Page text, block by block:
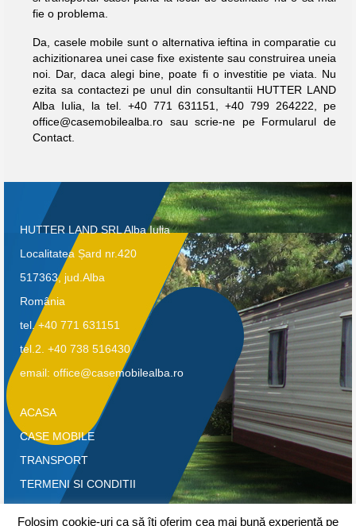
fie o problema.
Da, casele mobile sunt o alternativa ieftina in comparatie cu
achizitionarea unei case fixe existente sau construirea uneia
noi. Dar, daca alegi bine, poate fi o investitie pe viata. Nu
ezita sa contactezi pe unul din consultantii HUTTER LAND
Alba Iulia, la tel. +40 771 631151, +40 799 264222, pe
office@casemobilealba.ro sau scrie-ne pe Formularul de
Contact.
HUTTER LAND SRL Alba Iulia
Localitatea Șard nr.420
517363, jud.Alba
România
tel. +40 771 631151
tel.2. +40 738 516430
email: office@casemobilealba.ro
ACASA
CASE MOBILE
TRANSPORT
TERMENI SI CONDITII
CONFIDENTIALITATE-GDPR
Folosim cookie-uri ca să îți oferim cea mai bună experiență pe